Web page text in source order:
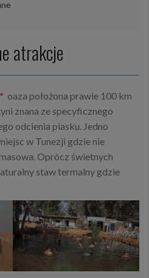
atrakcje
* oaza położona prawie 100 km
znana ze specyficznego
odcienia piasku. Jedno
w Tunezji gdzie nie
Oprócz świetnych
staw termalny gdzie